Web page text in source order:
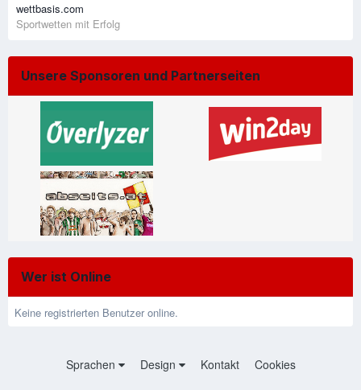
wettbasis.com
Sportwetten mit Erfolg
Unsere Sponsoren und Partnerseiten
Wer ist Online
Keine registrierten Benutzer online.
Sprachen Design Kontakt Cookies